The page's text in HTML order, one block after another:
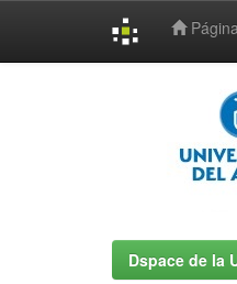
Dspace de la